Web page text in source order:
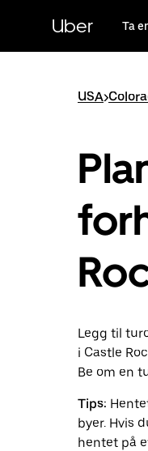
hovedinnholdet
Uber Ta
USA>
Legg til
i Castle
Be om en
Tips:
byer. Hvis
hentet på